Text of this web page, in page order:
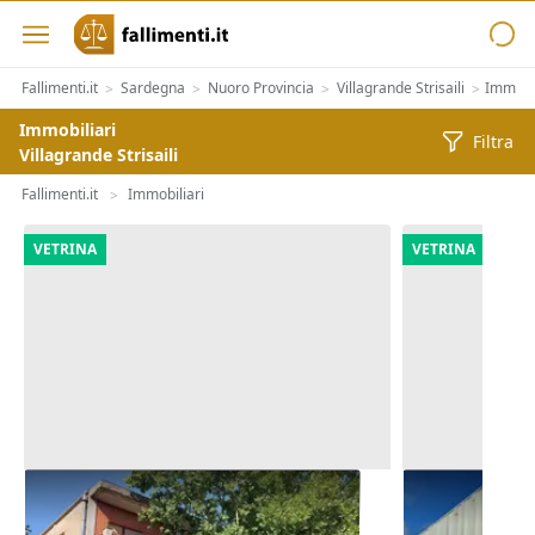
Fallimenti.it > Sardegna > Nuoro Provincia > Villagrande Strisaili >
Immobiliari
Villagrande Strisaili
Filtra
Fallimenti.it > Immobiliari
VETRINA
Asta Alloggio e lastrico solare in
edificio polifunzionale
VETRINA
Asta
cortile e